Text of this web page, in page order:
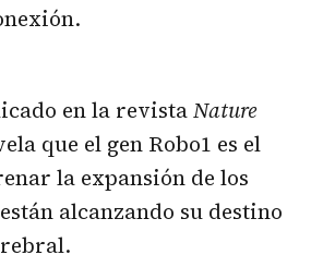
en la revistaNature
que el gen Robo1 es el
la expansión de los
alcanzando su destino